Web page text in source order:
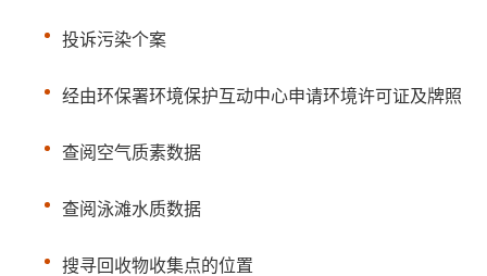
投诉污染个案
经由环保署环境保护互动中心申请环境许可证及牌照
查阅空气质素数据
查阅泳滩水质数据
搜寻回收物收集点的位置